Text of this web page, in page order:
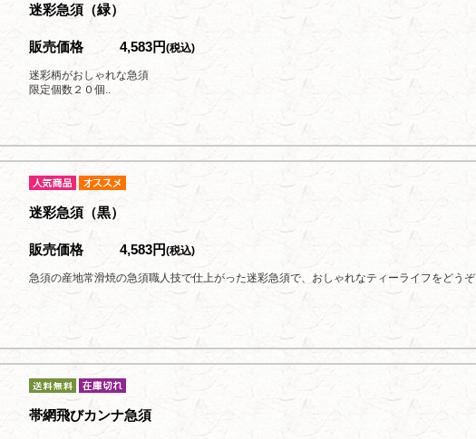
迷彩急須（緑）
販売価格 4,583円(税込)
迷彩柄がおしゃれな急須
限定個数２０個..
迷彩急須（黒）
販売価格 4,583円(税込)
急須の産地常滑焼の急須職人技で仕上がった迷彩急須で、おしゃれなティーライフをどうぞ
帯網飛びカンナ急須